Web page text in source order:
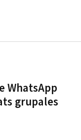
WhatsApp
grupales